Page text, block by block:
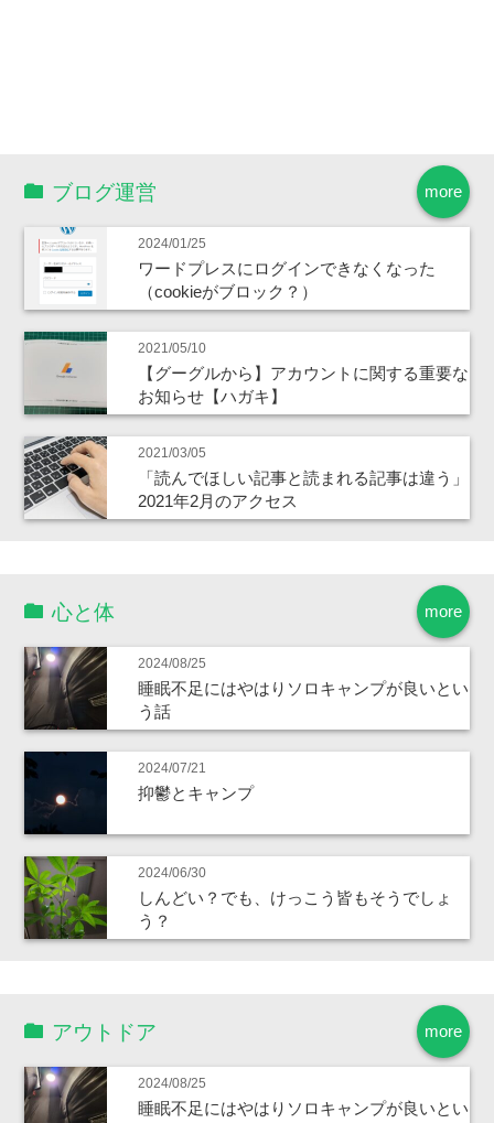
more
ブログ運営
2024/01/25
ワードプレスにログインできなくなった
（cookieがブロック？）
2021/05/10
【グーグルから】アカウントに関する重要な
お知らせ【ハガキ】
2021/03/05
「読んでほしい記事と読まれる記事は違う」
2021年2月のアクセス
more
心と体
2024/08/25
睡眠不足にはやはりソロキャンプが良いとい
う話
2024/07/21
抑鬱とキャンプ
2024/06/30
しんどい？でも、けっこう皆もそうでしょ
う？
more
アウトドア
2024/08/25
睡眠不足にはやはりソロキャンプが良いとい